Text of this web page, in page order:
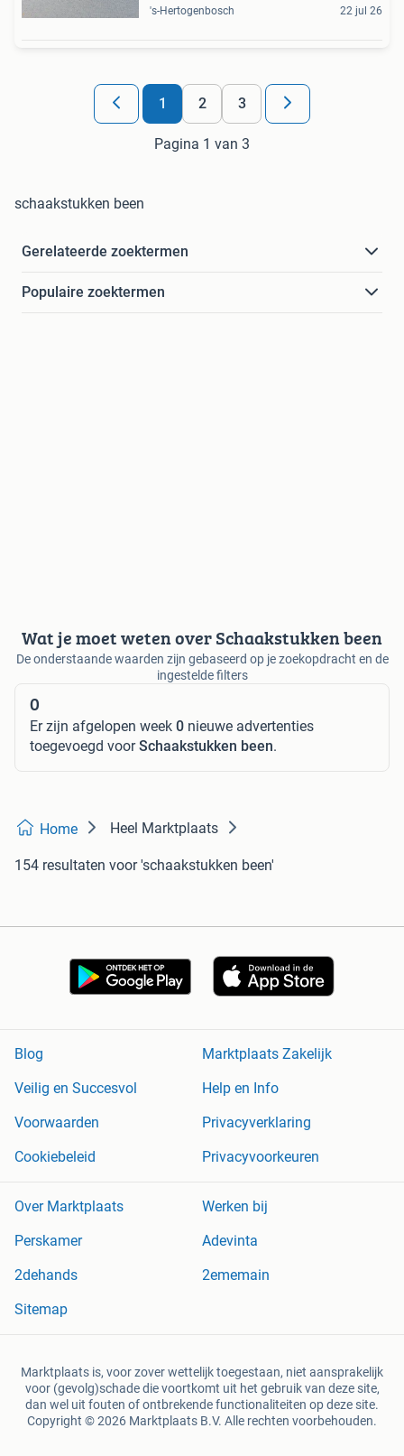
's-Hertogenbosch 22 jul 26
1 2 3
Pagina 1 van 3
schaakstukken been
Gerelateerde zoektermen
Populaire zoektermen
Wat je moet weten over Schaakstukken been
De onderstaande waarden zijn gebaseerd op je zoekopdracht en de
ingestelde filters
0
Er zijn afgelopen week 0 nieuwe advertenties
toegevoegd voorSchaakstukken been.
Home Heel Marktplaats
154 resultaten voor 'schaakstukken been'
Blog
Marktplaats Zakelijk
Veilig en Succesvol
Help en Info
Voorwaarden
Privacyverklaring
Cookiebeleid
Privacyvoorkeuren
Over Marktplaats
Werken bij
Perskamer
Adevinta
2dehands
2ememain
Sitemap
Marktplaats is, voor zover wettelijk toegestaan, niet aansprakelijk
voor (gevolg)schade die voortkomt uit het gebruik van deze site,
dan wel uit fouten of ontbrekende functionaliteiten op deze site.
Copyright © 2026 Marktplaats B.V. Alle rechten voorbehouden.